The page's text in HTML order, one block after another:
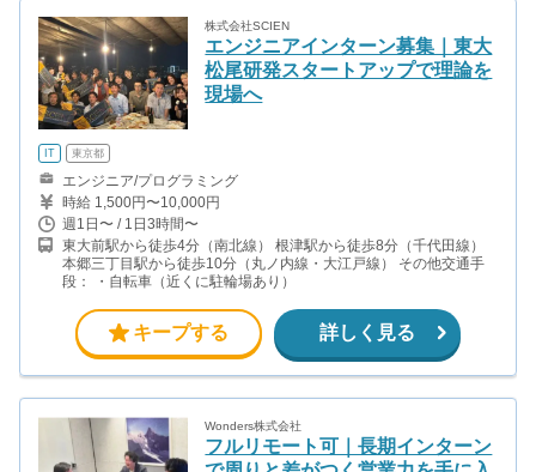
株式会社SCIEN
エンジニアインターン募集｜東大
松尾研発スタートアップで理論を
現場へ
IT 東京都
エンジニア/プログラミング
時給 1,500円〜10,000円
週1日〜 / 1日3時間〜
東大前駅から徒歩4分（南北線） 根津駅から徒歩8分（千代田線）
本郷三丁目駅から徒歩10分（丸ノ内線・大江戸線） その他交通手
段： ・自転車（近くに駐輪場あり）
キープする 詳しく見る
Wonders株式会社
フルリモート可｜長期インターン